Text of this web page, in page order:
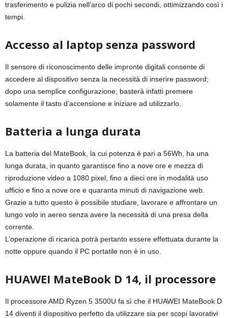
trasferimento e pulizia nell’arco di pochi secondi, ottimizzando così i
tempi.
Accesso al laptop senza password
Il sensore di riconoscimento delle impronte digitali consente di
accedere al dispositivo senza la necessità di inserire password;
dopo una semplice configurazione, basterà infatti premere
solamente il tasto d’accensione e iniziare ad utilizzarlo.
Batteria a lunga durata
La batteria del MateBook, la cui potenza è pari a 56Wh, ha una
lunga durata, in quanto garantisce fino a nove ore e mezza di
riproduzione video a 1080 pixel, fino a dieci ore in modalità uso
ufficio e fino a nove ore e quaranta minuti di navigazione web.
Grazie a tutto questo è possibile studiare, lavorare e affrontare un
lungo volo in aereo senza avere la necessità di una presa della
corrente.
L’operazione di ricarica potrà pertanto essere effettuata durante la
notte oppure quando il PC portatile non è in uso.
HUAWEI MateBook D 14, il processore
Il processore AMD Ryzen 5 3500U fa sì che il HUAWEI MateBook D
14 diventi il dispositivo perfetto da utilizzare sia per scopi lavorativi